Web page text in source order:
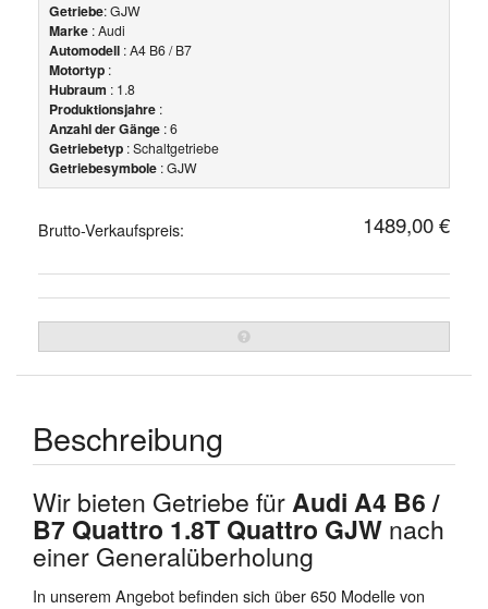
Getriebe: GJW
Marke : Audi
Automodell : A4 B6 / B7
Motortyp :
Hubraum : 1.8
Produktionsjahre :
Anzahl der Gänge : 6
Getriebetyp : Schaltgetriebe
Getriebesymbole : GJW
Brutto-Verkaufspreis: 1489,00 €
Beschreibung
Wir bieten Getriebe fürAudi A4 B6 /
B7 Quattro 1.8T Quattro GJW nach
einer Generalüberholung
In unserem Angebot befinden sich über 650 Modelle von